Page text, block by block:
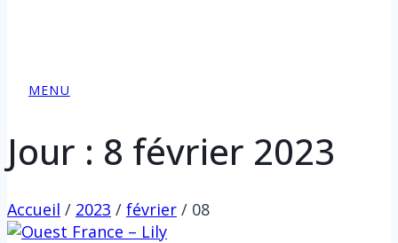
MENU
Jour : 8 février 2023
Accueil / 2023 / février / 08